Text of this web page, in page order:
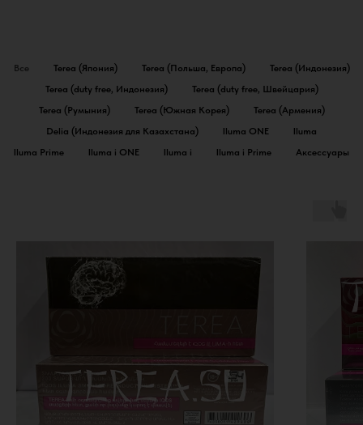
Все Terea (Япония) Terea (Польша, Европа)
Terea (Индонезия)
Terea (duty free, Индонезия)
Terea (duty free, Швейцария)
Terea (Румыния)
Terea (Южная Корея)
Terea (Армения)
Delia (Индонезия для Казахстана)
Iluma ONE
Iluma
Iluma Prime
Iluma i ONE Iluma i Iluma i Prime Аксессуары